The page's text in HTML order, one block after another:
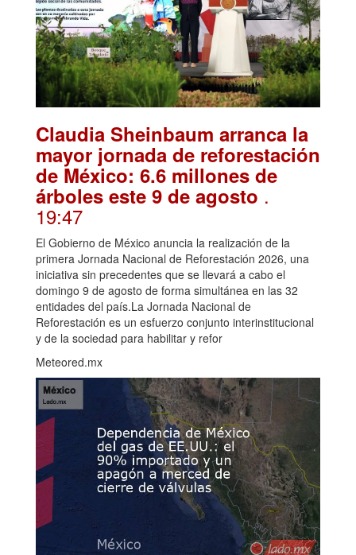
Claudia Sheinbaum arranca la
mayor jornada de reforestación
de México: 6.6 millones de
árboles este 9 de agosto .
19:47
El Gobierno de México anuncia la realización de la
primera Jornada Nacional de Reforestación 2026, una
iniciativa sin precedentes que se llevará a cabo el
domingo 9 de agosto de forma simultánea en las 32
entidades del país.La Jornada Nacional de
Reforestación es un esfuerzo conjunto interinstitucional
y de la sociedad para habilitar y refor
Meteored.mx